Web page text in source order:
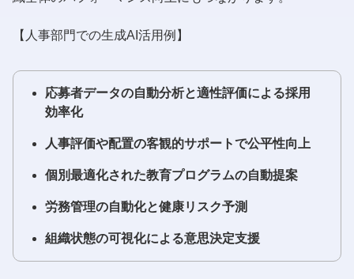
【人事部門での生成AI活用例】
応募者データの自動分析と適性評価による採用
効率化
人事評価や配置の客観的サポートで公平性向上
個別最適化された教育プログラムの自動提案
労務管理の自動化と健康リスク予測
組織状態の可視化による意思決定支援